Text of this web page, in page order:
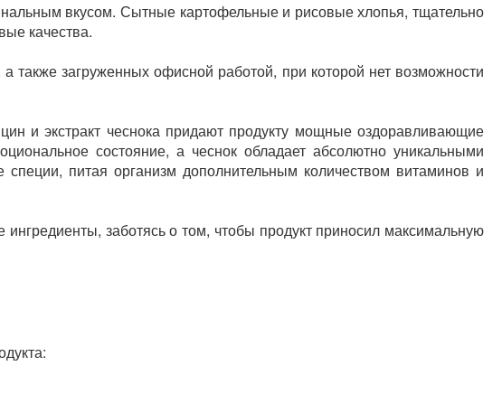
вкусом. Сытные картофельные и рисовые хлопья, тщательно
качества.
также загруженных офисной работой, при которой нет возможности
и экстракт чеснока придают продукту мощные оздоравливающие
состояние, а чеснок обладает абсолютно уникальными
питая организм дополнительным количеством витаминов и
заботясь о том, чтобы продукт приносил максимальную